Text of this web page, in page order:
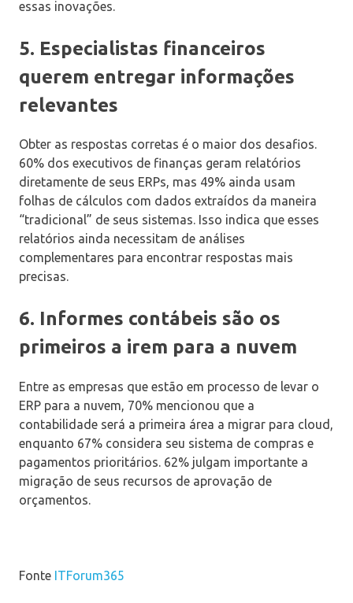
essas inovações.
5. Especialistas financeiros
querem entregar informações
relevantes
Obter as respostas corretas é o maior dos desafios.
60% dos executivos de finanças geram relatórios
diretamente de seus ERPs, mas 49% ainda usam
folhas de cálculos com dados extraídos da maneira
“tradicional” de seus sistemas. Isso indica que esses
relatórios ainda necessitam de análises
complementares para encontrar respostas mais
precisas.
6. Informes contábeis são os
primeiros a irem para a nuvem
Entre as empresas que estão em processo de levar o
ERP para a nuvem, 70% mencionou que a
contabilidade será a primeira área a migrar para cloud,
enquanto 67% considera seu sistema de compras e
pagamentos prioritários. 62% julgam importante a
migração de seus recursos de aprovação de
orçamentos.
Fonte ITForum365